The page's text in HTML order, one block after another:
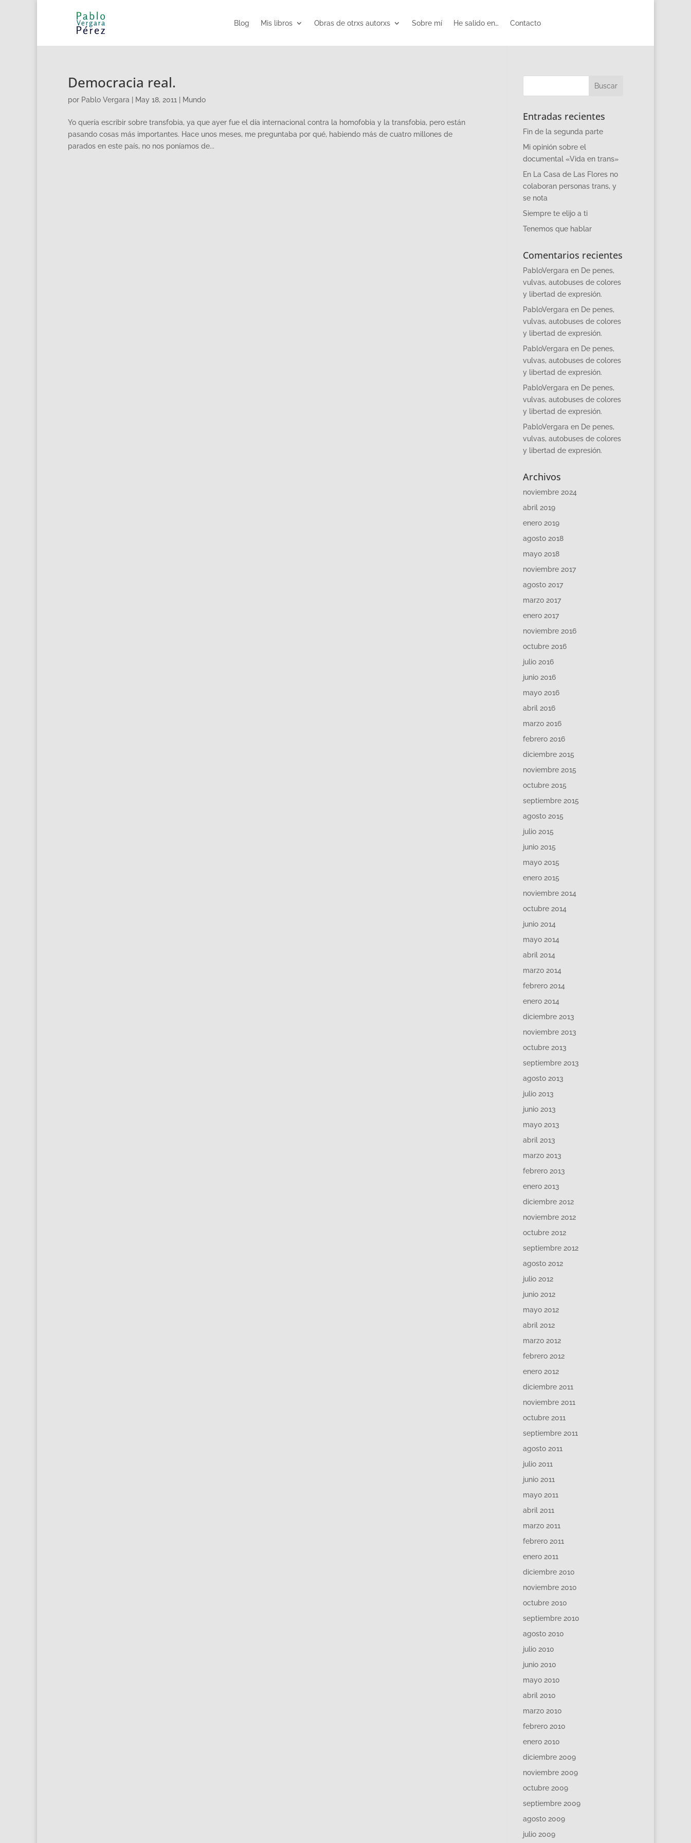
Blog Mis libros Obras de otrxs autorxs Sobre mí He salido en… Contacto
Democracia real.
por Pablo Vergara May 18, 2011 Mundo
Yo quería escribir sobre transfobia, ya que ayer fue el día internacional contra la homofobia y la transfobia, pero están
pasando cosas más importantes. Hace unos meses, me preguntaba por qué, habiendo más de cuatro millones de
parados en este país, no nos poníamos de...
Entradas recientes
Fin de la segunda parte
Mi opinión sobre el
documental «Vida en trans»
En La Casa de Las Flores no
colaboran personas trans, y
se nota
Siempre te elijo a ti
Tenemos que hablar
Comentarios recientes
PabloVergara en De penes,
vulvas, autobuses de colores
y libertad de expresión.
PabloVergara en De penes,
vulvas, autobuses de colores
y libertad de expresión.
PabloVergara en De penes,
vulvas, autobuses de colores
y libertad de expresión.
PabloVergara en De penes,
vulvas, autobuses de colores
y libertad de expresión.
PabloVergara en De penes,
vulvas, autobuses de colores
y libertad de expresión.
Archivos
noviembre 2024
abril 2019
enero 2019
agosto 2018
mayo 2018
noviembre 2017
agosto 2017
marzo 2017
enero 2017
noviembre 2016
octubre 2016
julio 2016
junio 2016
mayo 2016
abril 2016
marzo 2016
febrero 2016
diciembre 2015
noviembre 2015
octubre 2015
septiembre 2015
agosto 2015
julio 2015
junio 2015
mayo 2015
enero 2015
noviembre 2014
octubre 2014
junio 2014
mayo 2014
abril 2014
marzo 2014
febrero 2014
enero 2014
diciembre 2013
noviembre 2013
octubre 2013
septiembre 2013
agosto 2013
julio 2013
junio 2013
mayo 2013
abril 2013
marzo 2013
febrero 2013
enero 2013
diciembre 2012
noviembre 2012
octubre 2012
septiembre 2012
agosto 2012
julio 2012
junio 2012
mayo 2012
abril 2012
marzo 2012
febrero 2012
enero 2012
diciembre 2011
noviembre 2011
octubre 2011
septiembre 2011
agosto 2011
julio 2011
junio 2011
mayo 2011
abril 2011
marzo 2011
febrero 2011
enero 2011
diciembre 2010
noviembre 2010
octubre 2010
septiembre 2010
agosto 2010
julio 2010
junio 2010
mayo 2010
abril 2010
marzo 2010
febrero 2010
enero 2010
diciembre 2009
noviembre 2009
octubre 2009
septiembre 2009
agosto 2009
julio 2009